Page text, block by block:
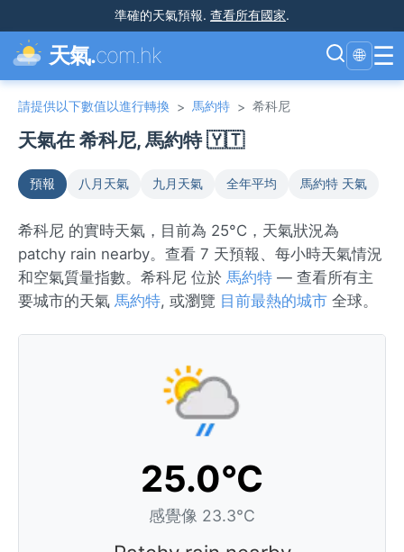
準確的天氣預報. 查看所有國家.
天氣.com.hk 🌐 ☰
請提供以下數值以進行轉換 > 馬約特 > 希科尼
天氣在 希科尼, 馬約特 🇾🇹
預報 八月天氣 九月天氣 全年平均 馬約特 天氣
希科尼 的實時天氣，目前為 25°C，天氣狀況為
patchy rain nearby。查看 7 天預報、每小時天氣情況
和空氣質量指數。希科尼 位於 馬約特 — 查看所有主
要城市的天氣 馬約特, 或瀏覽 目前最熱的城市 全球。
25.0°C
感覺像 23.3°C